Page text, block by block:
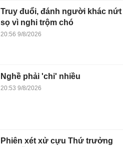
Truy đuổi, đánh người khác nứt
sọ vì nghi trộm chó
20:56 9/8/2026
Nghề phải 'chi' nhiều
20:53 9/8/2026
Phiên xét xử cựu Thứ trưởng